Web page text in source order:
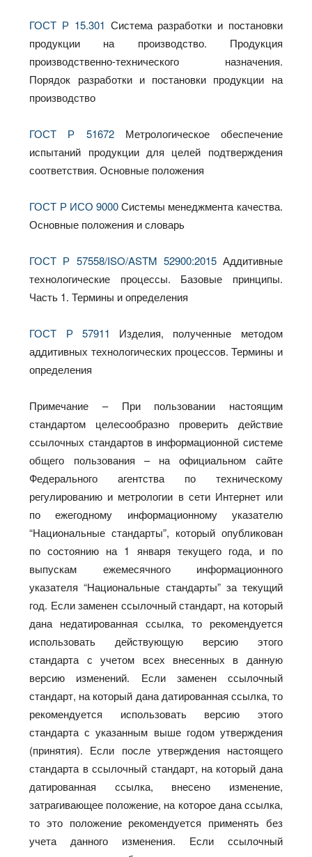
ГОСТ Р 15.301 Система разработки и постановки
продукции на производство. Продукция
производственно-технического назначения.
Порядок разработки и постановки продукции на
производство
ГОСТ Р 51672
Метрологическое обеспечение
испытаний продукции для целей подтверждения
соответствия. Основные положения
ГОСТ Р ИСО 9000 Системы менеджмента качества.
Основные положения и словарь
ГОСТ Р 57558/ISO/ASTM 52900:2015 Аддитивные
технологические процессы. Базовые принципы.
Часть 1. Термины и определения
ГОСТ Р 57911
Изделия, полученные методом
аддитивных технологических процессов. Термины и
определения
Примечание – При пользовании настоящим
стандартом целесообразно проверить действие
ссылочных стандартов в информационной системе
общего пользования – на официальном сайте
Федерального агентства по техническому
регулированию и метрологии в сети Интернет или
по ежегодному информационному указателю
“Национальные стандарты”, который опубликован
по состоянию на 1 января текущего года, и по
выпускам ежемесячного информационного
указателя “Национальные стандарты” за текущий
год. Если заменен ссылочный стандарт, на который
дана недатированная ссылка, то рекомендуется
использовать действующую версию этого
стандарта с учетом всех внесенных в данную
версию изменений. Если заменен ссылочный
стандарт, на который дана датированная ссылка, то
рекомендуется использовать версию этого
стандарта с указанным выше годом утверждения
(принятия). Если после утверждения настоящего
стандарта в ссылочный стандарт, на который дана
датированная ссылка, внесено изменение,
затрагивающее положение, на которое дана ссылка,
то это положение рекомендуется применять без
учета данного изменения. Если ссылочный